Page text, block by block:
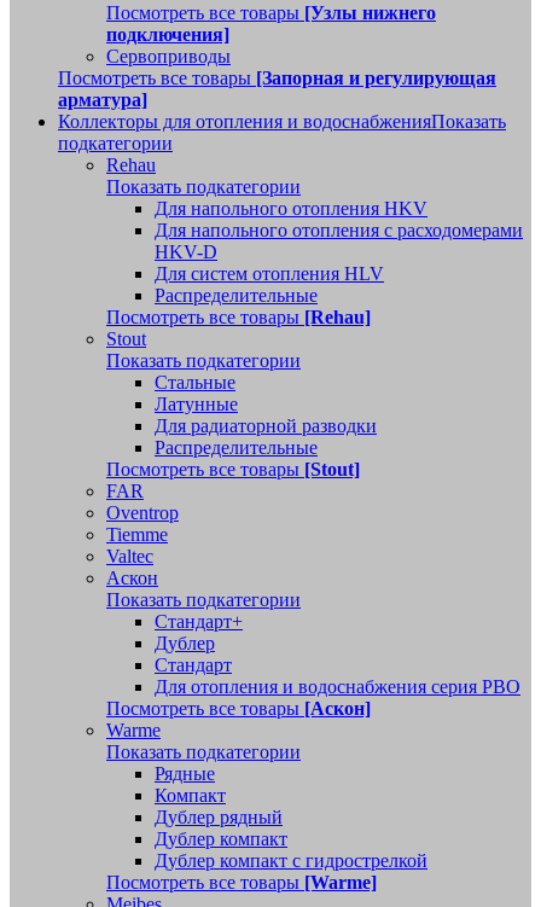
Посмотреть все товары [Узлы нижнего
подключения]
Сервоприводы
Посмотреть все товары [Запорная и регулирующая
арматура]
Коллекторы для отопления и водоснабженияПоказать
подкатегории
Rehau
Показать подкатегории
Для напольного отопления HKV
Для напольного отопления с расходомерами
HKV-D
Для систем отопления HLV
Распределительные
Посмотреть все товары [Rehau]
Stout
Показать подкатегории
Стальные
Латунные
Для радиаторной разводки
Распределительные
Посмотреть все товары [Stout]
FAR
Oventrop
Tiemme
Valtec
Аскон
Показать подкатегории
Стандарт+
Дублер
Стандарт
Для отопления и водоснабжения серия РВО
Посмотреть все товары [Аскон]
Warme
Показать подкатегории
Рядные
Компакт
Дублер рядный
Дублер компакт
Дублер компакт с гидрострелкой
Посмотреть все товары [Warme]